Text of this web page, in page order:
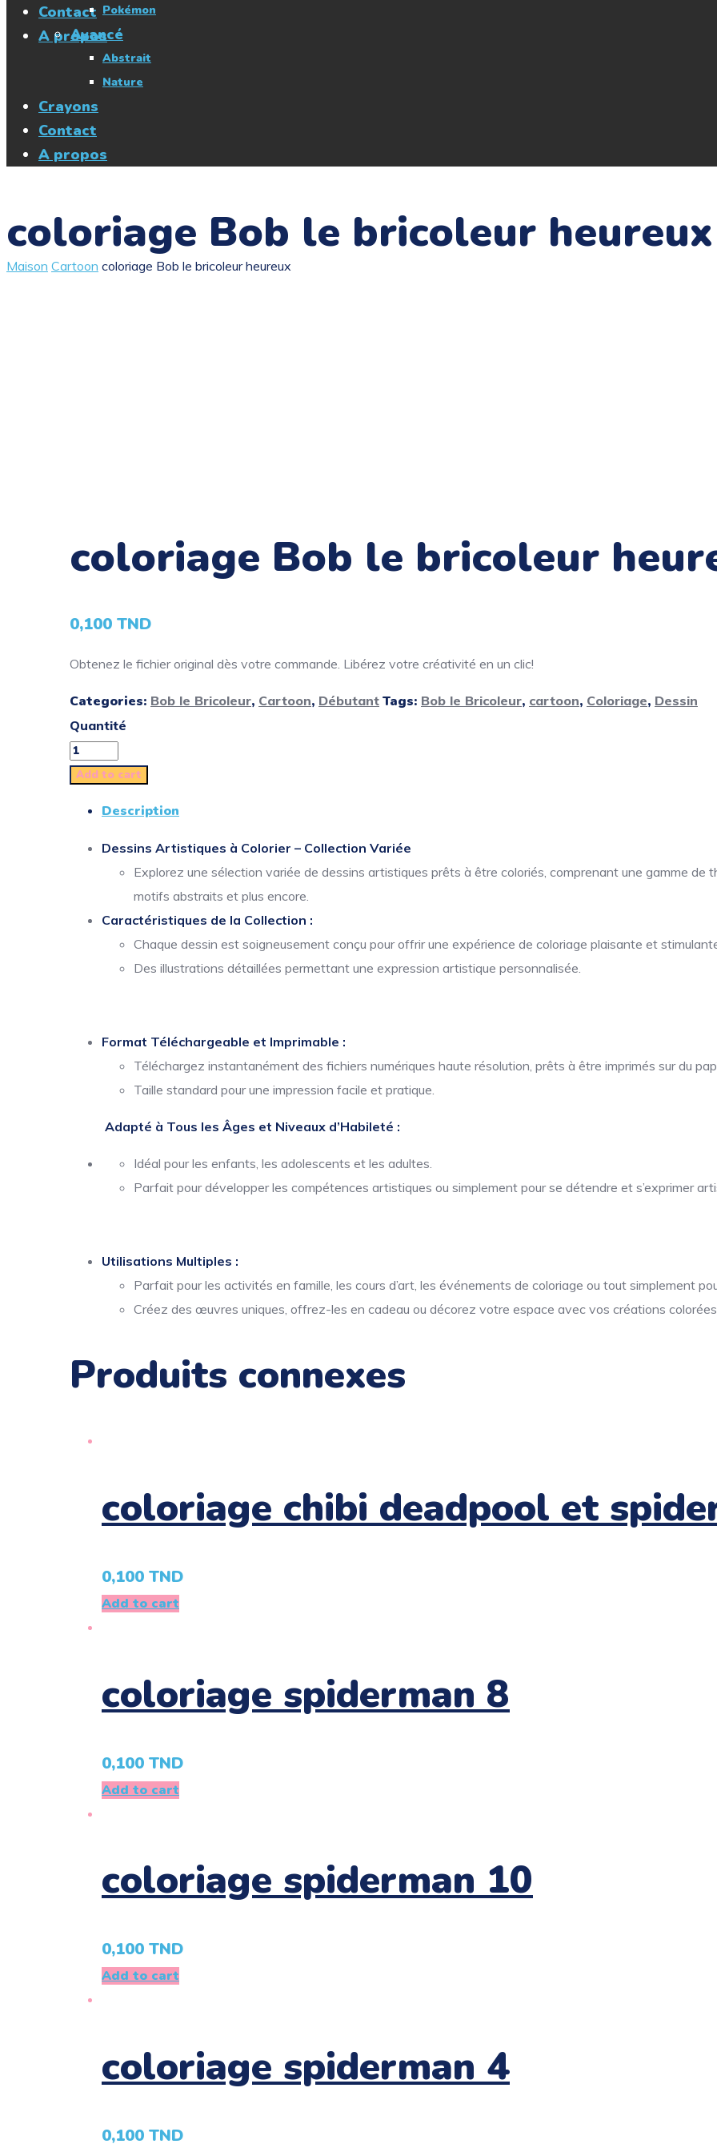
Contact
A propos
Pokémon
Avancé
Abstrait
Nature
Crayons
Contact
A propos
coloriage Bob le bricoleur heureux
Maison Cartoon coloriage Bob le bricoleur heureux
coloriage Bob le bricoleur
0,100 TND
Obtenez le fichier original dès votre commande. Libérez votre créativité en un clic!
Categories: Bob le Bricoleur, Cartoon, Débutant Tags: Bob le Bricoleur, cartoon, Coloriage, Dessin
Quantité
Add to cart
Description
Dessins Artistiques à Colorier – Collection Variée
Explorez une sélection variée de dessins artistiques prêts à être coloriés, comprenant une gamme de
motifs abstraits et plus encore.
Caractéristiques de la Collection :
Chaque dessin est soigneusement conçu pour offrir une expérience de coloriage plaisante et
Des illustrations détaillées permettant une expression artistique personnalisée.
Format Téléchargeable et Imprimable :
Téléchargez instantanément des fichiers numériques haute résolution, prêts à être imprimés sur du
Taille standard pour une impression facile et pratique.
Adapté à Tous les Âges et Niveaux d’Habileté :
Idéal pour les enfants, les adolescents et les adultes.
Parfait pour développer les compétences artistiques ou simplement pour se détendre et s’exprimer
Utilisations Multiples :
Parfait pour les activités en famille, les cours d’art, les événements de coloriage ou tout simplement
Créez des œuvres uniques, offrez-les en cadeau ou décorez votre espace avec vos créations
Produits connexes
coloriage chibi deadpool et
0,100 TND
Add to cart
coloriage spiderman 8
0,100 TND
Add to cart
coloriage spiderman 10
0,100 TND
Add to cart
coloriage spiderman 4
0,100 TND